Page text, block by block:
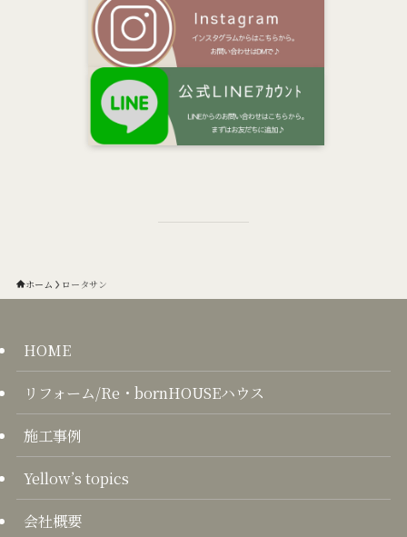
ホーム ロータサン
HOME
リフォーム/Re・bornHOUSEハウス
施工事例
Yellow’s topics
会社概要